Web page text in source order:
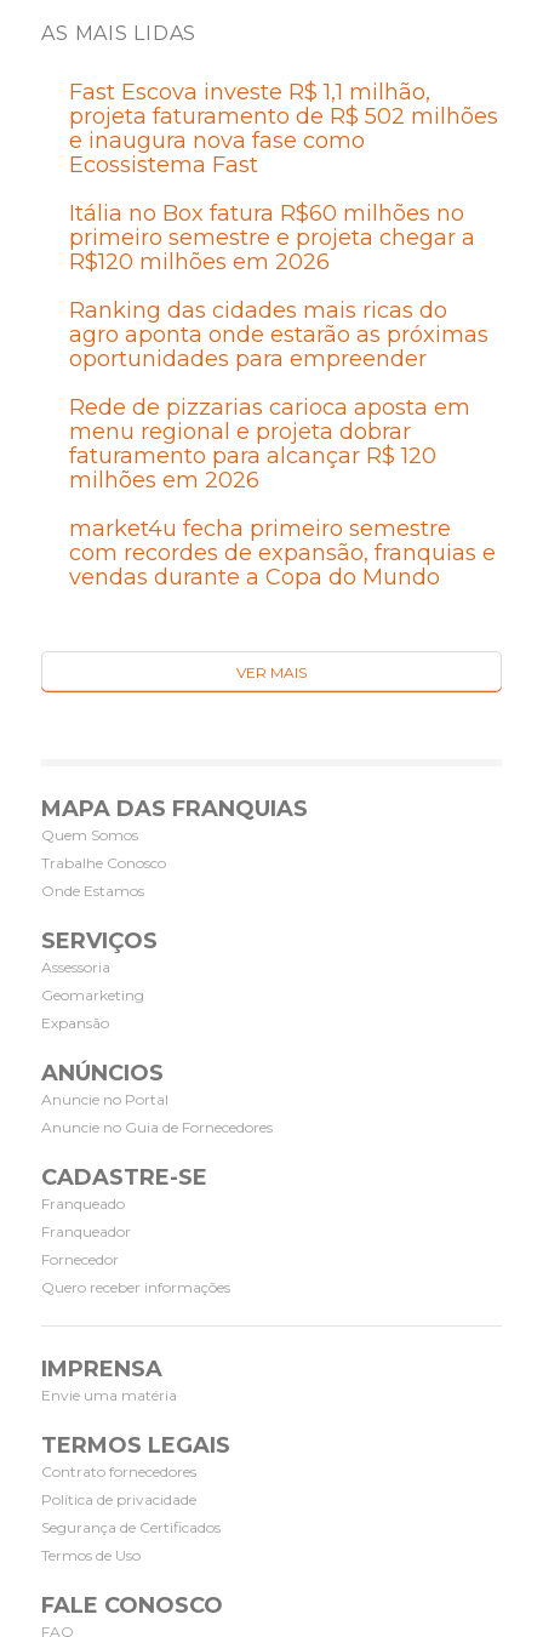
AS MAIS LIDAS
Fast Escova investe R$ 1,1 milhão,
projeta faturamento de R$ 502 milhões
e inaugura nova fase como
Ecossistema Fast
Itália no Box fatura R$60 milhões no
primeiro semestre e projeta chegar a
R$120 milhões em 2026
Ranking das cidades mais ricas do
agro aponta onde estarão as próximas
oportunidades para empreender
Rede de pizzarias carioca aposta em
menu regional e projeta dobrar
faturamento para alcançar R$ 120
milhões em 2026
market4u fecha primeiro semestre
com recordes de expansão, franquias e
vendas durante a Copa do Mundo
VER MAIS
MAPA DAS FRANQUIAS
Quem Somos
Trabalhe Conosco
Onde Estamos
SERVIÇOS
Assessoria
Geomarketing
Expansão
ANÚNCIOS
Anuncie no Portal
Anuncie no Guia de Fornecedores
CADASTRE-SE
Franqueado
Franqueador
Fornecedor
Quero receber informações
IMPRENSA
Envie uma matéria
TERMOS LEGAIS
Contrato fornecedores
Política de privacidade
Segurança de Certificados
Termos de Uso
FALE CONOSCO
FAQ